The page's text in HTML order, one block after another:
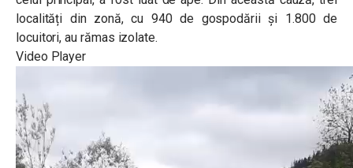
localități din zonă, cu 940 de gospodării și 1.800 de
locuitori, au rămas izolate.
Video Player